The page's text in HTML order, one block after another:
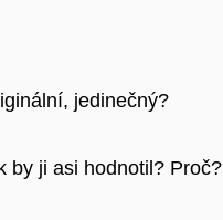
jedinečný?
by ji asi hodnotil? Proč?